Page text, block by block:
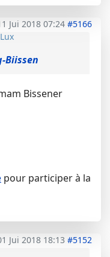
Jui 2018 07:24 #5166
Lux
Biissen
Bissener
pour participer à la
Jui 2018 18:13 #5152